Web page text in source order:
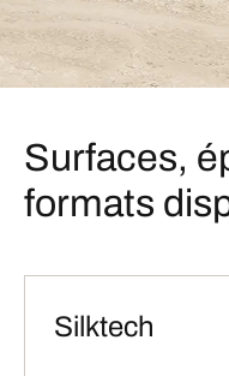
Surfaces,
formats
Silktech